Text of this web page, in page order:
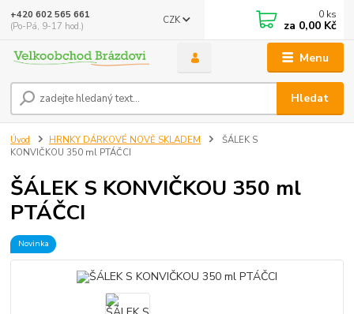
Menu
CZK
Hledat
+420 602 565 661
(Po-Pá, 9-17 hod.)
0 ks
za 0,00 Kč
Úvod HRNKY DÁRKOVÉ NOVĚ SKLADEM
ŠÁLEK S
KONVIČKOU 350 ml PTÁČCI
ŠÁLEK S KONVIČKOU 350 ml
PTÁČCI
Novinka